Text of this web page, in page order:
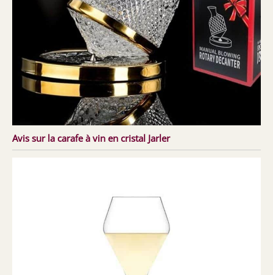
Avis sur la carafe à vin en cristal Jarler